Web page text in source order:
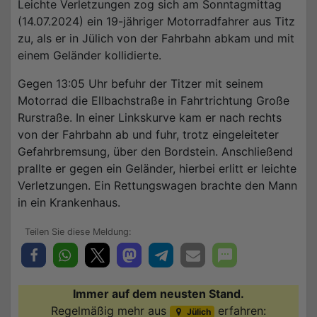
Leichte Verletzungen zog sich am Sonntagmittag
(14.07.2024) ein 19-jähriger Motorradfahrer aus Titz
zu, als er in Jülich von der Fahrbahn abkam und mit
einem Geländer kollidierte.
Gegen 13:05 Uhr befuhr der Titzer mit seinem
Motorrad die Ellbachstraße in Fahrtrichtung Große
Rurstraße. In einer Linkskurve kam er nach rechts
von der Fahrbahn ab und fuhr, trotz eingeleiteter
Gefahrbremsung, über den Bordstein. Anschließend
prallte er gegen ein Geländer, hierbei erlitt er leichte
Verletzungen. Ein Rettungswagen brachte den Mann
in ein Krankenhaus.
Immer auf dem neusten Stand.
Regelmäßig mehr aus
Jülich erfahren: